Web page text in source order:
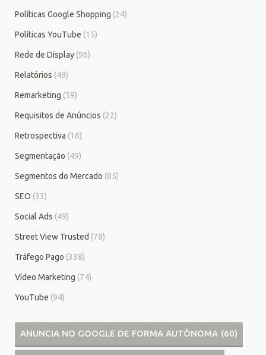
Políticas Google Shopping (24)
Políticas YouTube (15)
Rede de Display (96)
Relatórios (48)
Remarketing (59)
Requisitos de Anúncios (22)
Retrospectiva (16)
Segmentação (49)
Segmentos do Mercado (85)
SEO (33)
Social Ads (49)
Street View Trusted (78)
Tráfego Pago (338)
Vídeo Marketing (74)
YouTube (94)
ANUNCIA NO GOOGLE DE FORMA AUTÔNOMA (60)